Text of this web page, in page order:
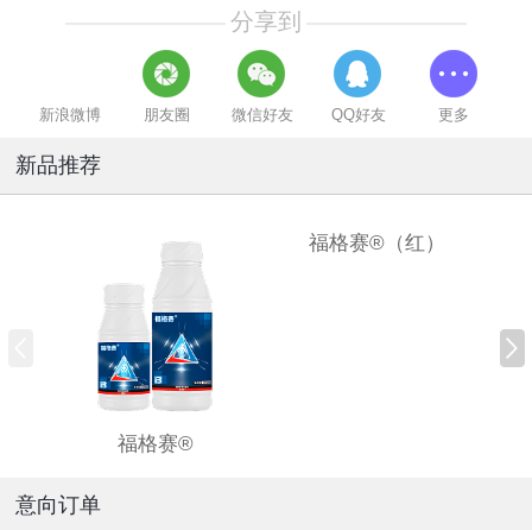
分享到
新浪微博 朋友圈 微信好友 QQ好友 更多
新品推荐
福格赛®
福格赛®（红）
意向订单